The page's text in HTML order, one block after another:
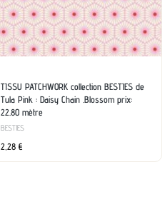
TISSU PATCHWORK collection BESTIES de
Tula Pink : Daisy Chain .Blossom prix:
22.80 mètre
BESTIES
2,28 €